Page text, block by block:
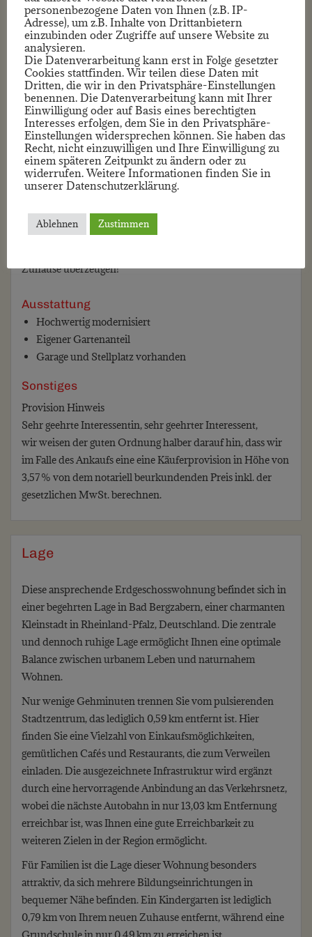
darunter drei geräumige Schlafzimmer, die Ihnen und Ihrer
Familie ausreichend Platz zur Entfaltung bieten. Ein
modernes Badezimmer rundet das Raumangebot ab.
Genießen Sie die Vorteile eines eigenen Balkons, der Ihnen
zusätzlich Raum für Entspannung bietet.
Mit einer durchdachten Raumaufteilung bietet diese
Wohnung alle Annehmlichkeiten, die Sie sich für ein
komfortables Leben wünschen. Die gehobene Ausstattung
spiegelt sich in jedem Detail wider und schafft ein
einladendes Wohnambiente.
einer der begehrtesten Lagen von Bad Bergzabern zu
erwerben. Kontaktieren Sie uns, um eine Besichtigung zu
Zuhause überzeugen!
Ausstattung
Hochwertig modernisiert
Eigener Gartenanteil
Garage und Stellplatz vorhanden
Sonstiges
Provision Hinweis
Sehr geehrte Interessentin, sehr geehrter Interessent,
wir weisen der guten Ordnung halber darauf hin, dass wir
im Falle des Ankaufs eine eine Käuferprovision in Höhe von
3,57 % von dem notariell beurkundenden Preis inkl. der
gesetzlichen MwSt. berechnen.
Lage
Diese ansprechende Erdgeschosswohnung befindet sich in
einer begehrten Lage in Bad Bergzabern, einer charmanten
Kleinstadt in Rheinland-Pfalz, Deutschland. Die zentrale
und dennoch ruhige Lage ermöglicht Ihnen eine optimale
Balance zwischen urbanem Leben und naturnahem
Wohnen.
Nur wenige Gehminuten trennen Sie vom pulsierenden
Stadtzentrum, das lediglich 0,59 km entfernt ist. Hier
finden Sie eine Vielzahl von Einkaufsmöglichkeiten,
gemütlichen Cafés und Restaurants, die zum Verweilen
einladen. Die ausgezeichnete Infrastruktur wird ergänzt
durch eine hervorragende Anbindung an das Verkehrsnetz,
wobei die nächste Autobahn in nur 13,03 km Entfernung
erreichbar ist, was Ihnen eine gute Erreichbarkeit zu
weiteren Zielen in der Region ermöglicht.
Für Familien ist die Lage dieser Wohnung besonders
attraktiv, da sich mehrere Bildungseinrichtungen in
bequemer Nähe befinden. Ein Kindergarten ist lediglich
0,79 km von Ihrem neuen Zuhause entfernt, während eine
personenbezogene Daten von Ihnen (z.B. IP-
Adresse), um z.B. Inhalte von Drittanbietern
einzubinden oder Zugriffe auf unsere Website zu
analysieren.
Die Datenverarbeitung kann erst in Folge gesetzter
Cookies stattfinden. Wir teilen diese Daten mit
Dritten, die wir in den Privatsphäre-Einstellungen
benennen. Die Datenverarbeitung kann mit Ihrer
Einwilligung oder auf Basis eines berechtigten
Interesses erfolgen, dem Sie in den Privatsphäre-
Einstellungen widersprechen können. Sie haben das
Recht, nicht einzuwilligen und Ihre Einwilligung zu
einem späteren Zeitpunkt zu ändern oder zu
widerrufen. Weitere Informationen finden Sie in
unserer Datenschutzerklärung.
Ablehnen Zustimmen